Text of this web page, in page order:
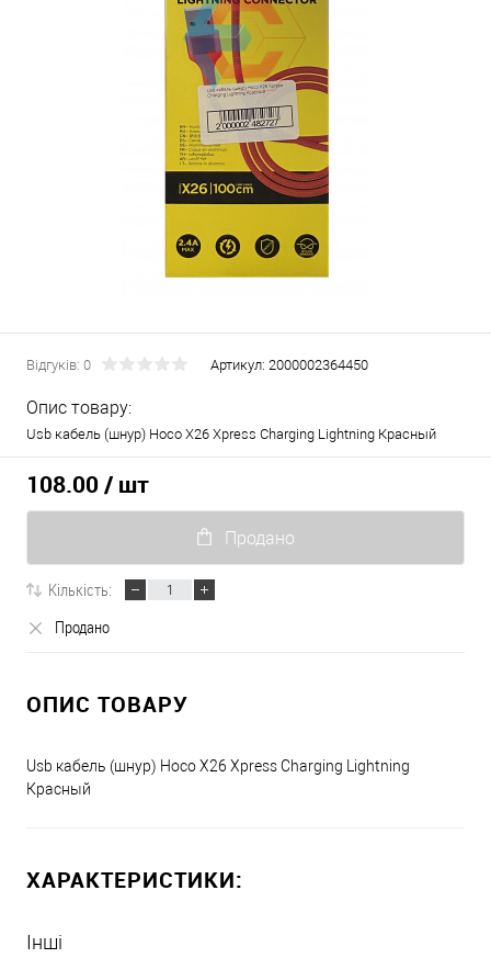
Відгуків: 0 Артикул: 2000002364450
Опис товару:
Usb кабель (шнур) Hoco X26 Xpress Charging Lightning Красный
108.00 / шт
Продано
Кількість:
Продано
ОПИС ТОВАРУ
Usb кабель (шнур) Hoco X26 Xpress Charging Lightning
Красный
ХАРАКТЕРИСТИКИ:
Інші